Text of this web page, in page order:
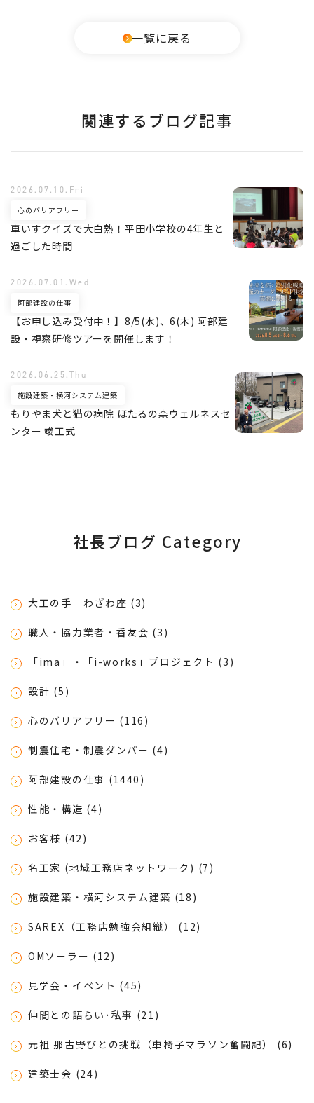
一覧に戻る
関連するブログ記事
車いすクイズで大白熱！平田小学校の4年生と
過ごした時間
心のバリアフリー
2026.07.10.Fri
【お申し込み受付中！】8/5(水)、6(木) 阿部建
設・視察研修ツアーを開催します！
阿部建設の仕事
2026.07.01.Wed
もりやま犬と猫の病院 ほたるの森ウェルネスセ
ンター 竣工式
施設建築・横河システム建築
2026.06.25.Thu
社長ブログ Category
大工の手 わざわ座 (3)
職人・協力業者・香友会 (3)
「ima」・「i-works」プロジェクト (3)
設計 (5)
心のバリアフリー (116)
制震住宅・制震ダンパー (4)
阿部建設の仕事 (1440)
性能・構造 (4)
お客様 (42)
名工家 (地域工務店ネットワーク) (7)
施設建築・横河システム建築 (18)
SAREX（工務店勉強会組織） (12)
OMソーラー (12)
見学会・イベント (45)
仲間との語らい･私事 (21)
元祖 那古野びとの挑戦（車椅子マラソン奮闘記） (6)
建築士会 (24)